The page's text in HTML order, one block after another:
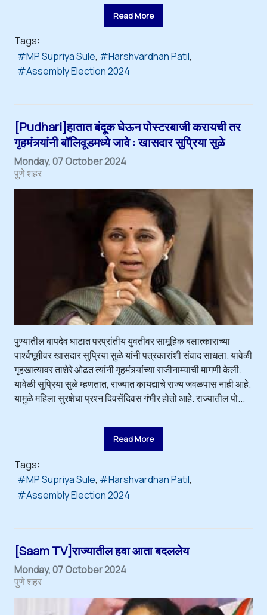
Read More
Tags:
MP Supriya Sule
Harshvardhan Patil
Assembly Election 2024
[Pudhari]हातात बंदूक घेऊन पोस्टरबाजी करायची तर
गृहमंत्र्यांनी बॉलिवूडमध्ये जावे : खासदार सुप्रिया सुळे
Monday, 07 October 2024
पुणे शहर
पुण्यातील बापदेव घाटात परप्रांतीय युवतीवर सामूहिक बलात्काराच्या
पार्श्वभूमीवर खासदार सुप्रिया सुळे यांनी पत्रकारांशी संवाद साधला. यावेळी
गृहखात्यावर ताशेरे ओढत त्यांनी गृहमंत्र्यांच्या राजीनाम्याची मागणी केली.
यावेळी सुप्रिया सुळे म्हणतात, राज्यात कायद्याचे राज्य जवळपास नाही आहे.
यामुळे महिला सुरक्षेचा प्रश्न दिवसेंदिवस गंभीर होतो आहे. राज्यातील पो...
Read More
Tags:
MP Supriya Sule
Harshvardhan Patil
Assembly Election 2024
[Saam TV]राज्यातील हवा आता बदललेय
Monday, 07 October 2024
पुणे शहर